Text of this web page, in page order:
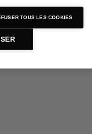
TOUS LES COOKIES